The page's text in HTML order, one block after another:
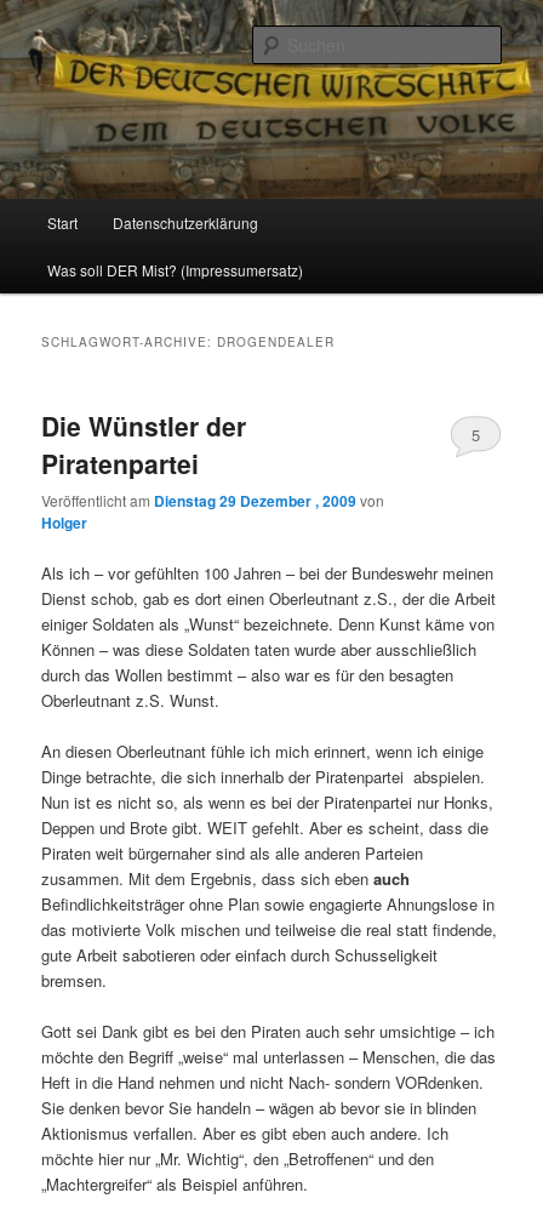
Reizzentrum
Politik, Wirtschaft, Soziales und Gesellschaft
Zum
Inhalt
Zum
sekundären
Start Datenschutzerklärung
Was soll DER Mist? (Impressumersatz)
SCHLAGWORT-ARCHIVE: DROGENDEALER
Die Wünstler der
Piratenpartei
Veröffentlicht am Dienstag 29 Dezember , 2009von
Holger
5
Als ich – vor gefühlten 100 Jahren – bei der Bundeswehr meinen
Dienst schob, gab es dort einen Oberleutnant z.S., der die Arbeit
einiger Soldaten als „Wunst“ bezeichnete. Denn Kunst käme von
Können – was diese Soldaten taten wurde aber ausschließlich
durch das Wollen bestimmt – also war es für den besagten
Oberleutnant z.S. Wunst.
An diesen Oberleutnant fühle ich mich erinnert, wenn ich einige
Dinge betrachte, die sich innerhalb der Piratenpartei abspielen.
Nun ist es nicht so, als wenn es bei der Piratenpartei nur Honks,
Deppen und Brote gibt. WEIT gefehlt. Aber es scheint, dass die
Piraten weit bürgernaher sind als alle anderen Parteien
zusammen. Mit dem Ergebnis, dass sich ebenauch
Befindlichkeitsträger ohne Plan sowie engagierte Ahnungslose in
das motivierte Volk mischen und teilweise die real statt findende,
gute Arbeit sabotieren oder einfach durch Schusseligkeit
bremsen.
Gott sei Dank gibt es bei den Piraten auch sehr umsichtige – ich
möchte den Begriff „weise“ mal unterlassen – Menschen, die das
Heft in die Hand nehmen und nicht Nach- sondern VORdenken.
Sie denken bevor Sie handeln – wägen ab bevor sie in blinden
Aktionismus verfallen. Aber es gibt eben auch andere. Ich
möchte hier nur „Mr. Wichtig“, den „Betroffenen“ und den
„Machtergreifer“ als Beispiel anführen.